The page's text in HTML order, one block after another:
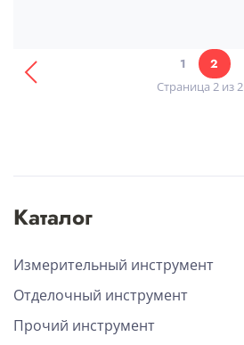
1 2
Страница 2 из 2
Каталог
Измерительный инструмент
Отделочный инструмент
Прочий инструмент